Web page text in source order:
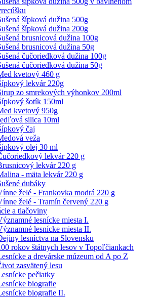
šípková dužina 500g
šípková dužina 200g
brusnicová dužina 100g
brusnicová dužina 50g
čučoriedková dužina 100g
čučoriedková dužina 50g
kvetový 460 g
lekvár 220g
zo smrekových výhonkov 200ml
šotík 150ml
kvetový 950g
silica 10ml
čaj
veža
olej 30 ml
lekvár 220 g
lekvár 220 g
- mäta lekvár 220 g
dubáky
želé - Frankovka modrá 220 g
želé - Tramín červený 220 g
a tlačoviny
lesnícke miesta I.
lesnícke miesta II.
lesníctva na Slovensku
rokov štátnych lesov v Topoľčiankach
a drevárske múzeum od A po Z
zasvätený lesu
pečiatky
biografie
biografie II.